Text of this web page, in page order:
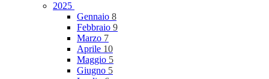
2025
Gennaio 8
Febbraio 9
Marzo 7
Aprile 10
Maggio 5
Giugno 5